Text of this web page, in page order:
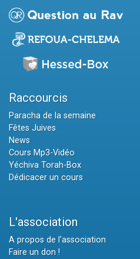
Raccourcis
Paracha de la semaine
Fêtes Juives
News
Cours Mp3-Vidéo
Yéchiva Torah-Box
Dédicacer un cours
L'association
A propos de l'association
Faire un don !